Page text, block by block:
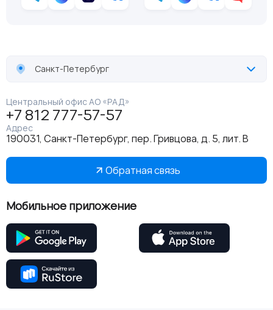
Санкт-Петербург
Центральный офис АО «РАД»
+7 812 777-57-57
Адрес
190031, Санкт-Петербург, пер. Гривцова, д. 5, лит. В
Обратная связь
Мобильное приложение